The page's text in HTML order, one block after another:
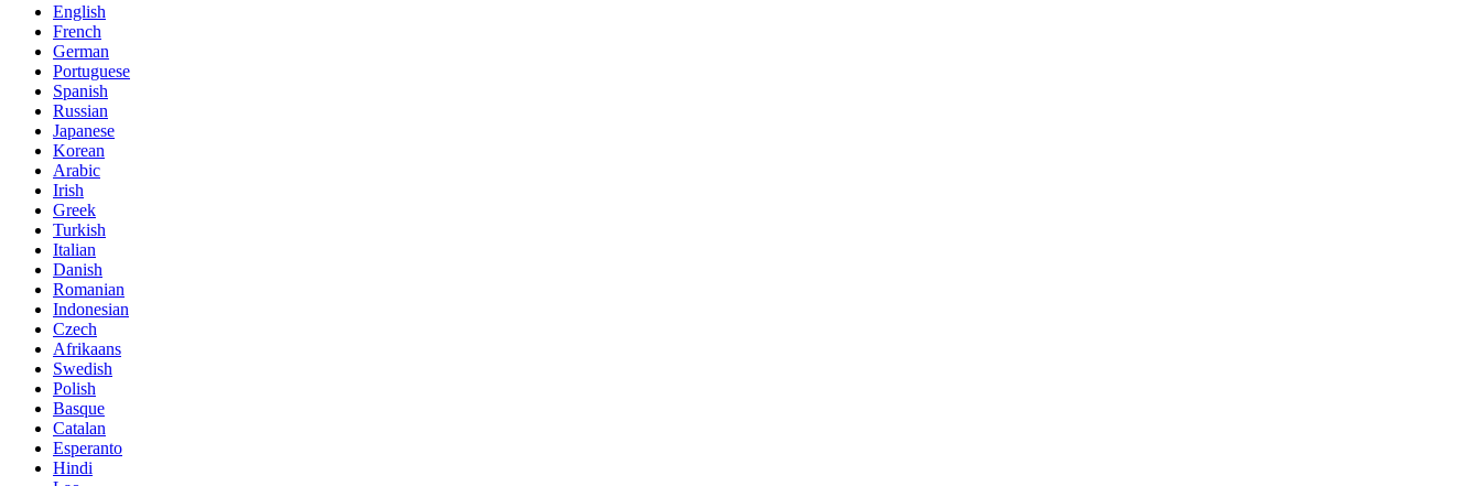
English
French
German
Portuguese
Spanish
Russian
Japanese
Korean
Arabic
Irish
Greek
Turkish
Italian
Danish
Romanian
Indonesian
Czech
Afrikaans
Swedish
Polish
Basque
Catalan
Esperanto
Hindi